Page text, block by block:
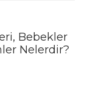
Bebekler
Nelerdir?